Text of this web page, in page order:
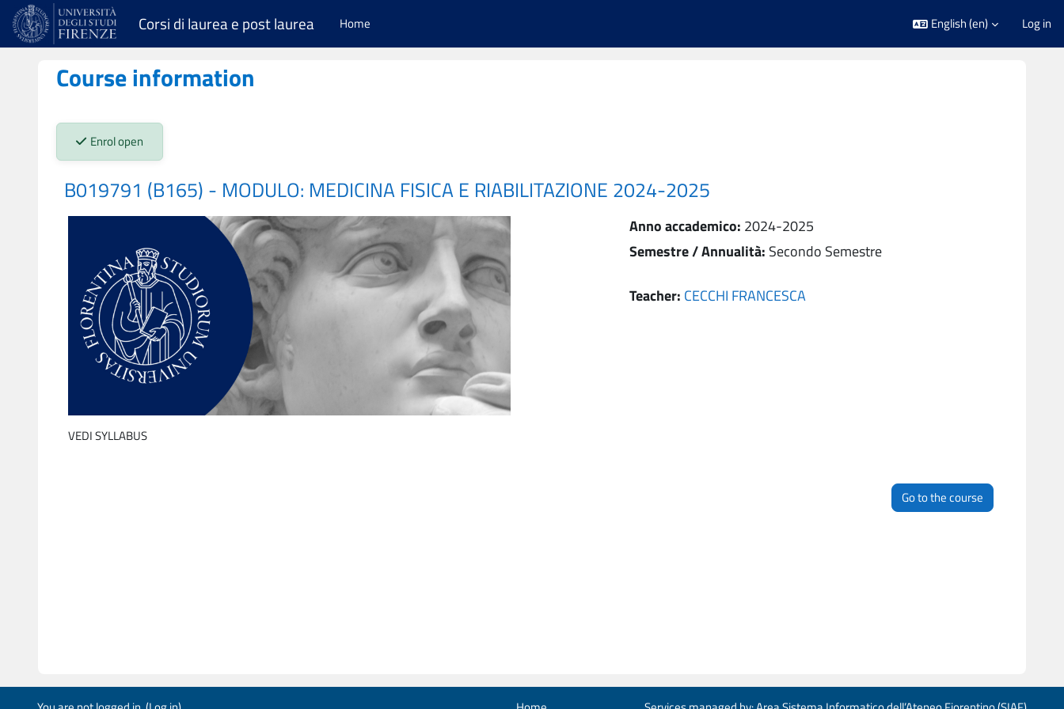
Skip to main content
Corsi di laurea e post laurea Home English ‎(en)‎ Log in
Course information
Stato iscrizioni:
Enrol open
B019791 (B165) - MODULO: MEDICINA FISICA E RIABILITAZIONE 2024-2025
VEDI SYLLABUS
Anno accademico: 2024-2025
Semestre / Annualità: Secondo Semestre
Teacher: CECCHI FRANCESCA
Go to the course